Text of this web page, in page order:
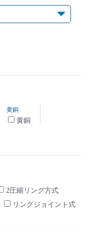
黄銅
2圧縮リング方式
リングジョイント式